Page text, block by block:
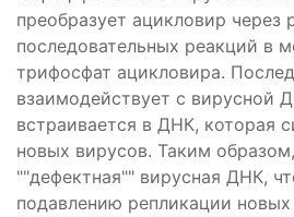
преобразует ацикловир через
последовательных реакций в
трифосфат ацикловира.
взаимодействует с вирусной
встраивается в ДНК, которая
новых вирусов. Таким
""дефектная"" вирусная ДНК,
подавлению репликации